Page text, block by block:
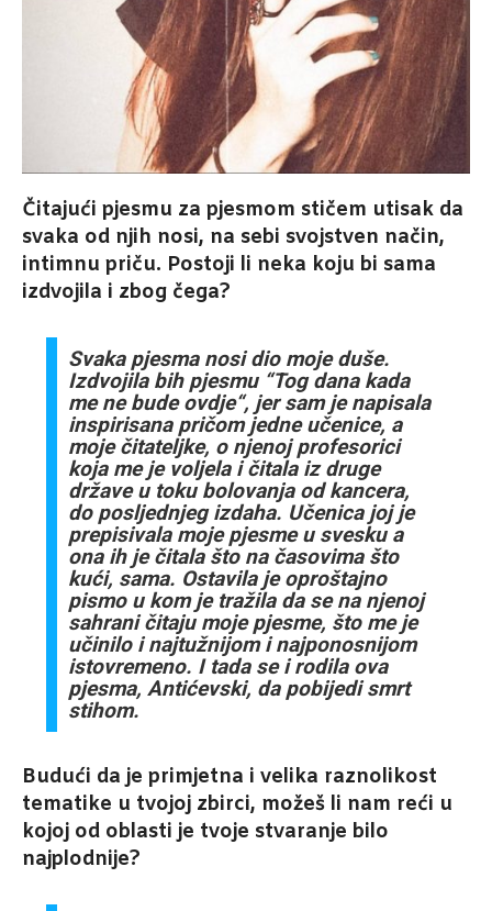
Čitajući pjesmu za pjesmom stičem utisak da
svaka od njih nosi, na sebi svojstven način,
intimnu priču. Postoji li neka koju bi sama
izdvojila i zbog čega?
Svaka pjesma nosi dio moje duše.
Izdvojila bih pjesmu “Tog dana kada
me ne budeovdje“, jer sam je napisala
inspirisana pričom jedne učenice, a
moje čitateljke, o njenojprofesorici
koja me je voljela i čitala iz druge
države u toku bolovanja od kancera,
do posljednjeg izdaha. Učenica joj je
prepisivala moje pjesme u svesku a
ona ih je čitala što na časovima što
kući, sama. Ostavila je oproštajno
pismo u kom je tražila da se na njenoj
sahrani čitaju moje pjesme, što me je
učinilo i najtužnijom i najponosnijom
istovremeno. I tada se i rodila ova
pjesma, Antićevski, da pobijedi smrt
stihom.
Budući da je primjetna i velika raznolikost
tematike u tvojoj zbirci, možeš li nam reći u
kojoj od oblasti je tvoje stvaranje bilo
najplodnije?